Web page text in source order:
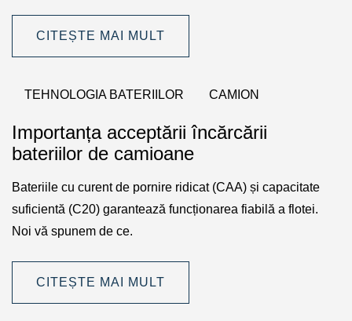
CITEȘTE MAI MULT
TEHNOLOGIA BATERIILOR CAMION
Importanța acceptării încărcării
bateriilor de camioane
Bateriile cu curent de pornire ridicat (CAA) și capacitate
suficientă (C20) garantează funcționarea fiabilă a flotei.
Noi vă spunem de ce.
CITEȘTE MAI MULT